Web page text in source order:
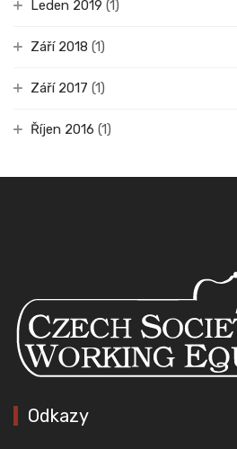
Leden 2019 (1)
Září 2018 (1)
Září 2017 (1)
Říjen 2016 (1)
Odkazy